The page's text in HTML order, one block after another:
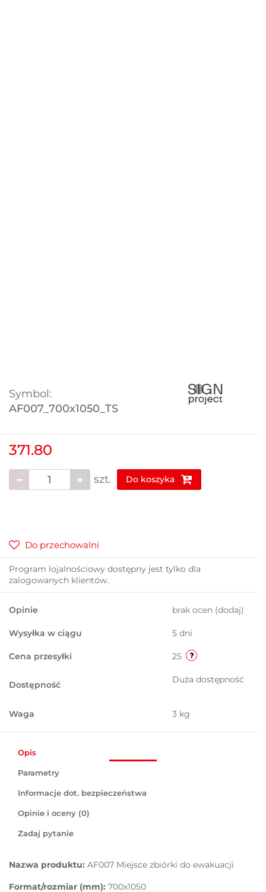
Symbol:
AF007_700x1050_TS
371.80
szt. Do koszyka
Do przechowalni
Program lojalnościowy dostępny jest tylko dla
zalogowanych klientów.
Opinie brak ocen (dodaj)
Wysyłka w ciągu 5 dni
Cena przesyłki 25
Dostępność Duża dostępność
Waga 3 kg
Opis
Parametry
Informacje dot. bezpieczeństwa
Opinie i oceny (0)
Zadaj pytanie
Nazwa produktu: AF007 Miejsce zbiórki do ewakuacji
Format/rozmiar (mm): 700x1050